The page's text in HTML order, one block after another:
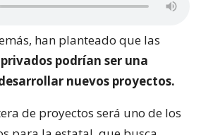
han planteado que las
podrían ser una
nuevos proyectos.
de proyectos será uno de los